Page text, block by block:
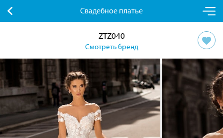
Свадебное платье
ZTZ040
Смотреть бренд